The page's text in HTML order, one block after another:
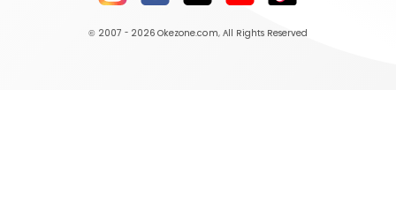
© 2007 - 2026 Okezone.com, All Rights Reserved